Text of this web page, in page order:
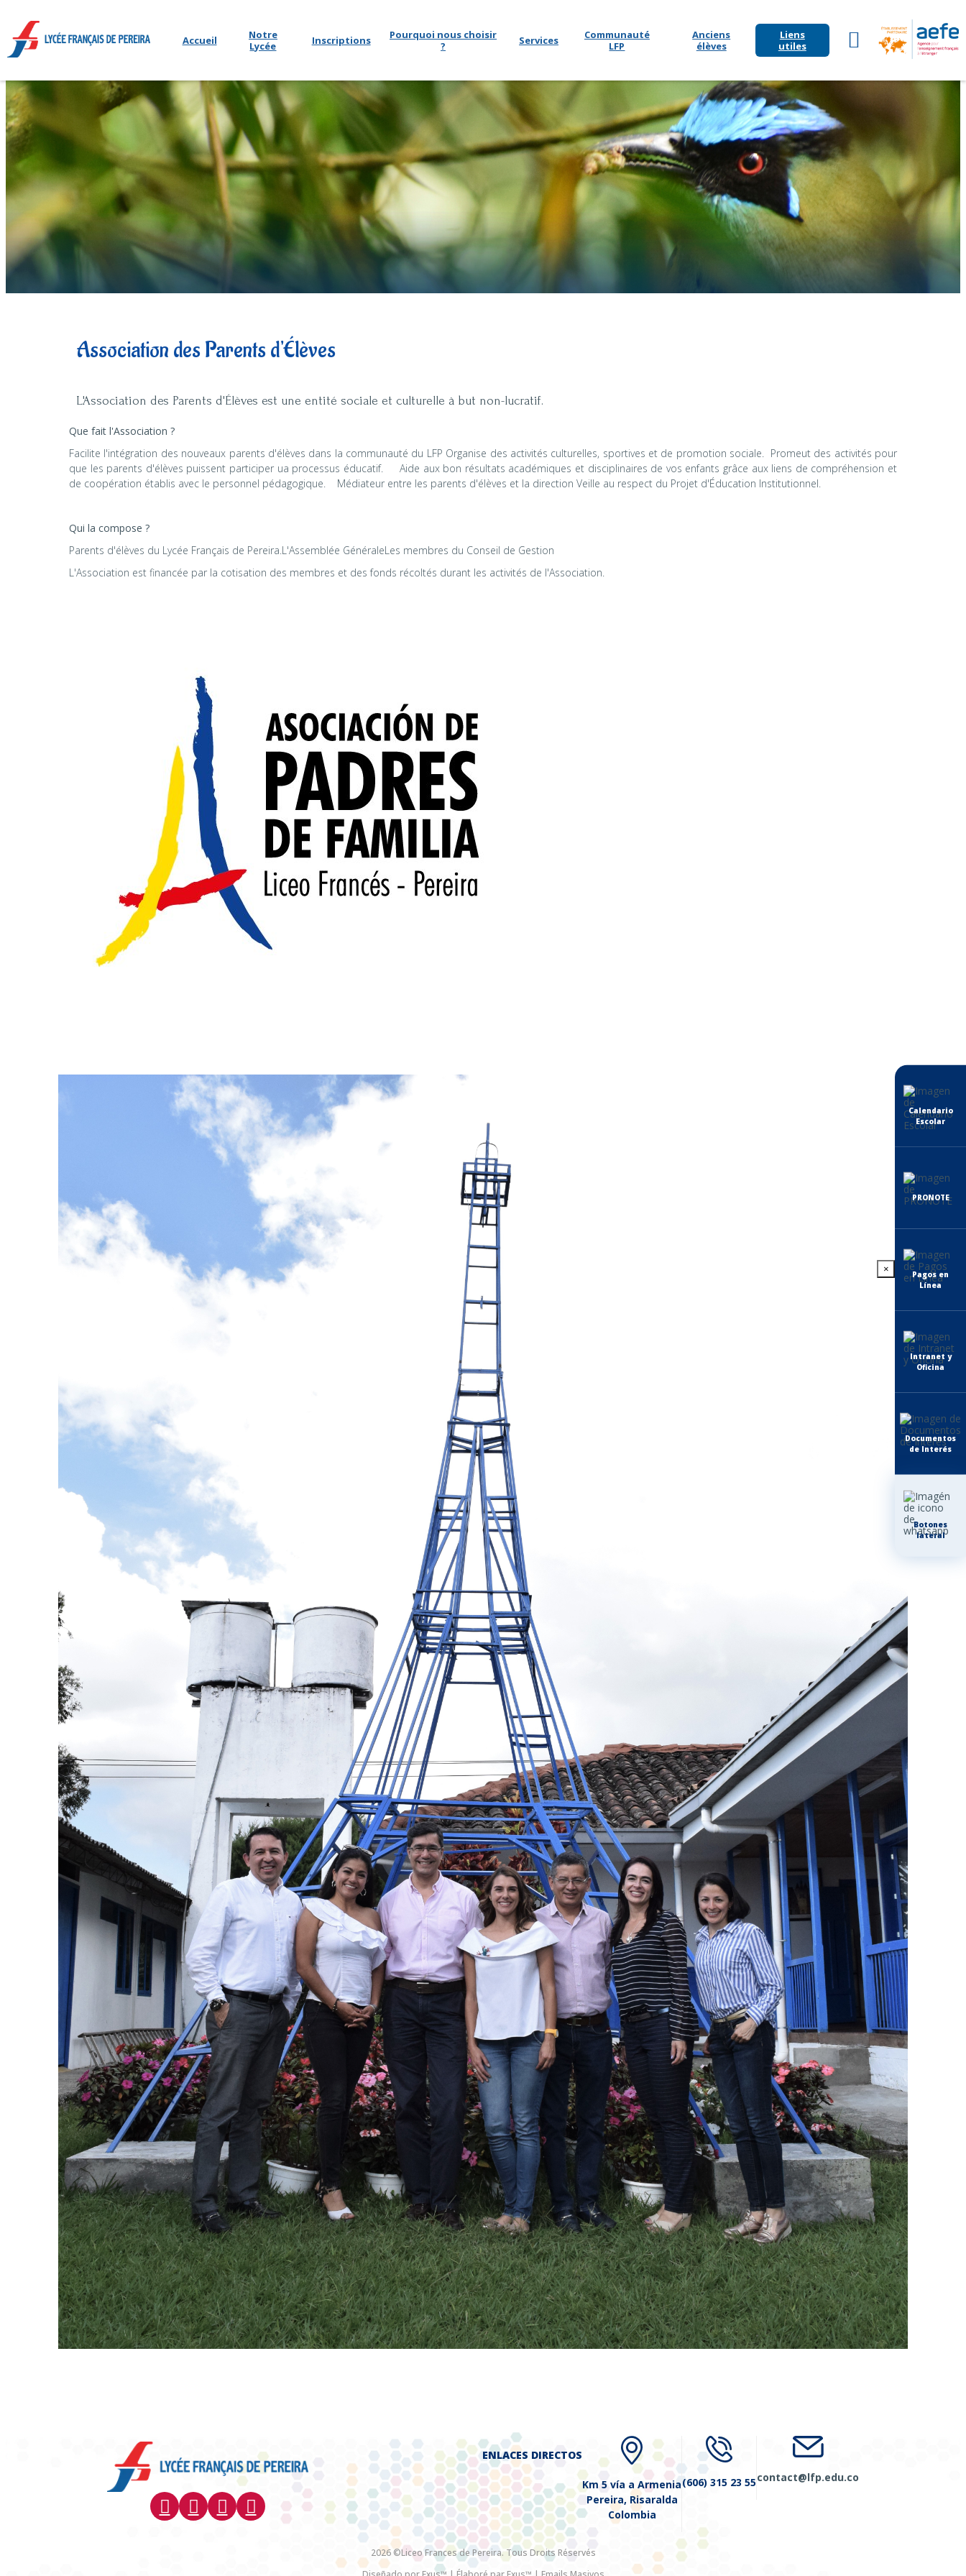
Accueil
Notre
Lycée
Inscriptions
Pourquoi nous choisir
?
Services
Communauté
LFP
Anciens
élèves
Liens
utiles
Association des Parents d'Élèves
L'Association des Parents d'Élèves est une entité sociale et culturelle à but non-lucratif.
Que fait l'Association ?
Facilite l'intégration des nouveaux parents d'élèves dans la communauté du LFP Organise des activités culturelles, sportives et de promotion sociale. Promeut des activités pour
que les parents d'élèves puissent participer ua processus éducatif. Aide aux bon résultats académiques et disciplinaires de vos enfants grâce aux liens de compréhension et
de coopération établis avec le personnel pédagogique. Médiateur entre les parents d'élèves et la direction Veille au respect du Projet d'Éducation Institutionnel.
Qui la compose ?
Parents d'élèves du Lycée Français de Pereira.L'Assemblée GénéraleLes membres du Conseil de Gestion
L'Association est financée par la cotisation des membres et des fonds récoltés durant les activités de l'Association.
Calendario
Escolar
PRONOTE
Pagos en
Línea
Intranet y
Oficina
Documentos
de Interés
Botones
lateral
ENLACES DIRECTOS
Km 5 vía a Armenia
Pereira, Risaralda
Colombia
(606) 315 23 55contact@lfp.edu.co
2026 ©Liceo Frances de Pereira. Tous Droits Réservés
×